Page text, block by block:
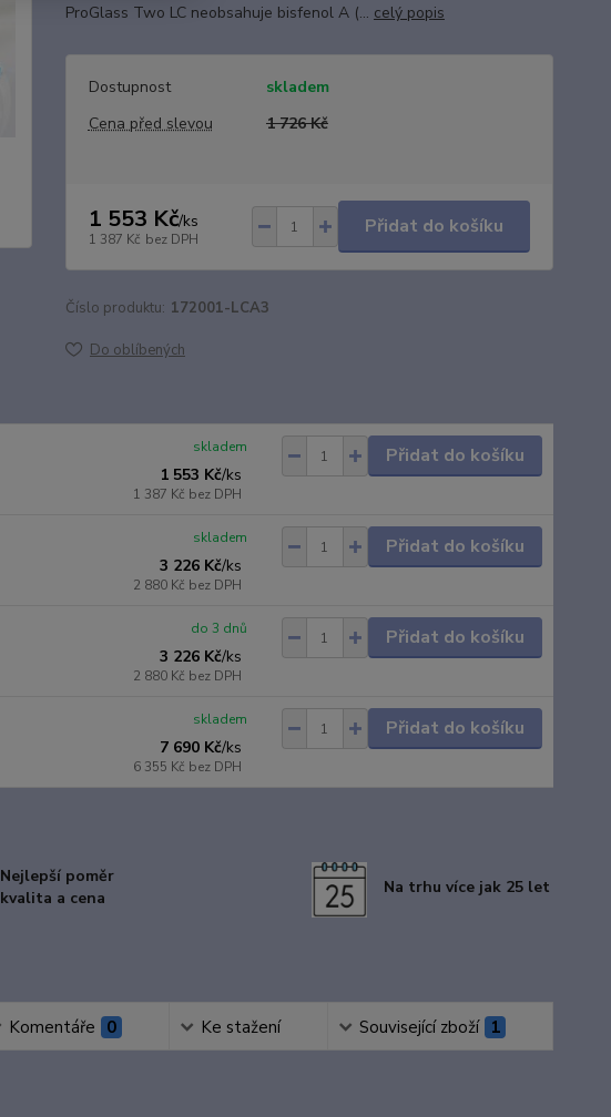
ProGlass Two LC neobsahuje bisfenol A (... celý popis
Dostupnost
skladem
Cena před slevou
1 726 Kč
1 553 Kč/ks
1 387 Kč bez DPH
Přidat do košíku
Číslo produktu: 172001-LCA3
Do oblíbených
1 553 Kč/ks
1 387 Kč bez DPH
skladem Přidat do košíku
3 226 Kč/ks
2 880 Kč bez DPH
skladem Přidat do košíku
3 226 Kč/ks
2 880 Kč bez DPH
do 3 dnů Přidat do košíku
7 690 Kč/ks
6 355 Kč bez DPH
skladem Přidat do košíku
Nejlepší poměr
kvalita a cena
Na trhu více jak 25 let
Komentáře 0 Ke stažení Související zboží 1